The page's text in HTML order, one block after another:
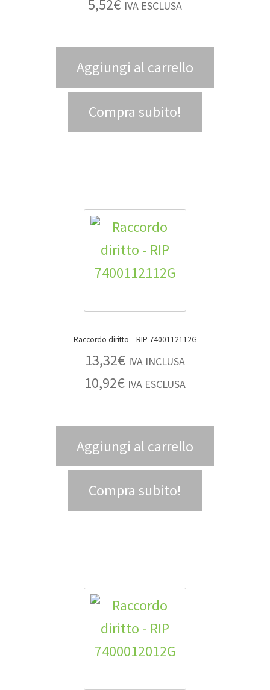
5,52€ IVA ESCLUSA
Aggiungi al carrello
Compra subito!
Raccordo diritto – RIP 7400112112G
13,32€ IVA INCLUSA
10,92€ IVA ESCLUSA
Aggiungi al carrello
Compra subito!